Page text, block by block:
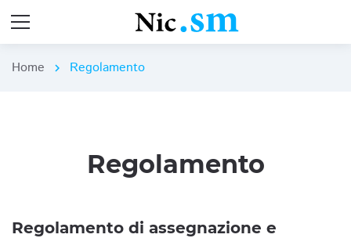
Home chevron_right Regolamento
Regolamento
Regolamento di assegnazione e